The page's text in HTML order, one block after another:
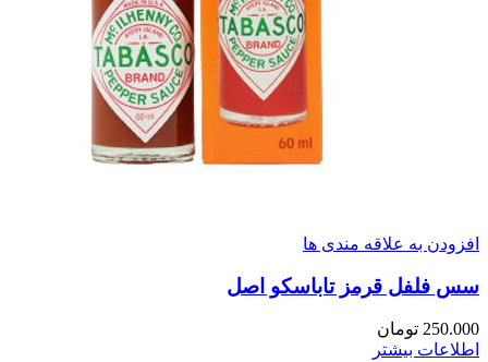
افزودن به علاقه مندی ها
سس فلفل قرمز تاباسکو اصل
250.000 تومان
اطلاعات بیشتر